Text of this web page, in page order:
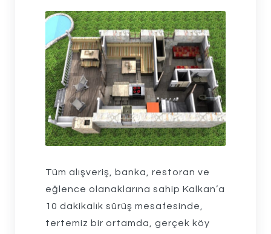
Tüm alışveriş, banka, restoran ve
eğlence olanaklarına sahip Kalkan’a
10 dakikalık sürüş mesafesinde,
tertemiz bir ortamda, gerçek köy